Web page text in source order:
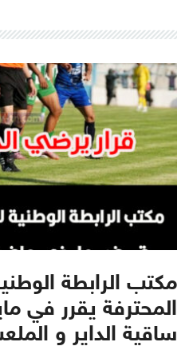
مكتب الرابطة
المحترفة يقرر
ساقية الداير و